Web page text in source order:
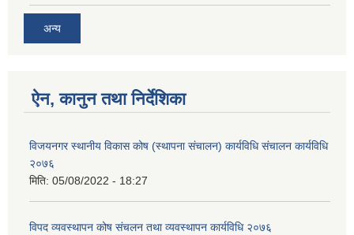
अन्य
ऐन, कानुन तथा निर्देशिका
विजयनगर स्थानीय विकास कोष (स्थापना संचालन) कार्यविधि संचालन कार्यविधि
२०७६
मिति: 05/08/2022 - 18:27
विपद व्यवस्थापन कोष संचलन तथा व्यवस्थापन कार्यविधि २०७६